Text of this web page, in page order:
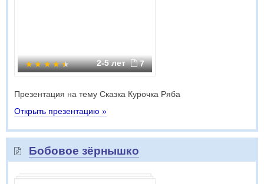
2-5 лет 7
Презентация на тему Сказка Курочка Ряба
Открыть презентацию »
Бобовое зёрнышко